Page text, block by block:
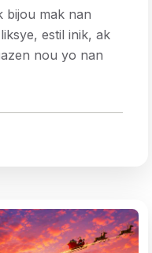
bijou mak nan
estil inik, ak
nou yo nan